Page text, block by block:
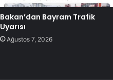
Bakan’dan Bayram Trafik
Uyarısı
Ağustos 7, 2026